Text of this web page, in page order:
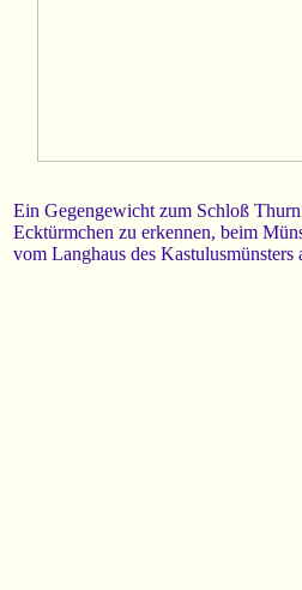
Ein Gegengewicht zum Schloß
Ecktürmchen zu erkennen, beim
vom Langhaus des